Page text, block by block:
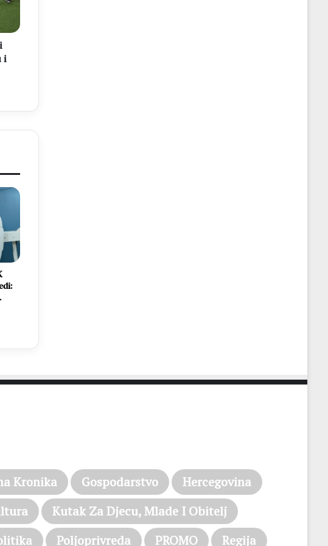
i
Kronika Gospodarstvo
Hercegovina
Kutak Za Djecu, Mlade I Obitelj
Poljoprivreda PROMO Regija